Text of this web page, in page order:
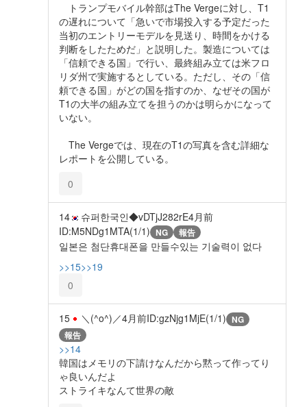
トランプモバイル幹部はThe Vergeに対し、T1
の遅れについて「急いで市場投入する予定だった
当初のエントリーモデルを見送り、時間をかける
判断をしたためだ」と説明した。製造については
「信頼できる国」で行い、最終組み立ては米フロ
リダ州で実施するとしている。ただし、その「信
頼できる国」がどの国を指すのか、なぜその国が
T1の大半の組み立てを担うのかは明らかになって
いない。
The Vergeでは、現在のT1の写真を含む詳細な
レポートを公開している。
0
14 슈퍼한국인◆vDTjJ282rE4月前
ID:M5NDg1MTA(1/1) NG 報告
일본은 첨단휴대폰을 만들수있는 기술력이 없다
>>15>>19
0
15 ＼(^o^)／4月前ID:gzNjg1MjE(1/1) NG
報告
>>14
韓国はメモリの下請けなんだから黙って作ってり
ゃ良いんだよ
ストライキなんて世界の敵